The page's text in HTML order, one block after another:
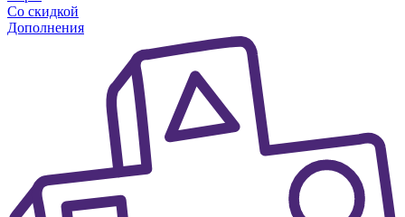
Со скидкой
Дополнения